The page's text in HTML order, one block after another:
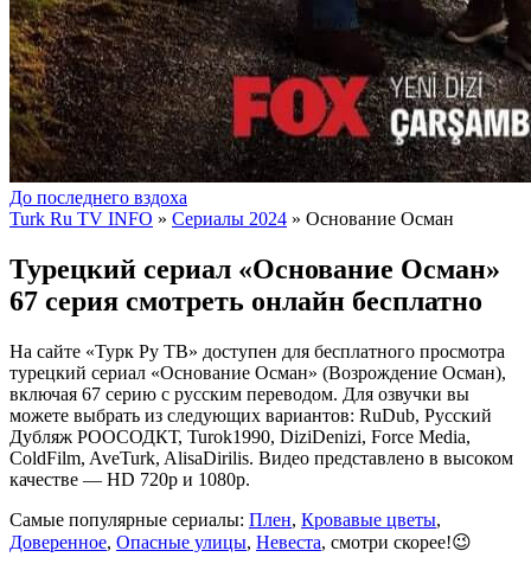
До последнего вздоха
Turk Ru TV INFO » Сериалы 2024 » Основание Осман
Турецкий сериал «Основание Осман»
67 серия смотреть онлайн бесплатно
На сайте «Турк Ру ТВ» доступен для бесплатного просмотра
турецкий сериал «Основание Осман» (Возрождение Осман),
включая 67 серию с русским переводом. Для озвучки вы
можете выбрать из следующих вариантов: RuDub, Русский
Дубляж РООСОДКТ, Turok1990, DiziDenizi, Force Media,
ColdFilm, AveTurk, AlisaDirilis. Видео представлено в высоком
качестве — HD 720p и 1080p.
Самые популярные сериалы: Плен, Кровавые цветы,
Доверенное, Опасные улицы, Невеста, смотри скорее!😉